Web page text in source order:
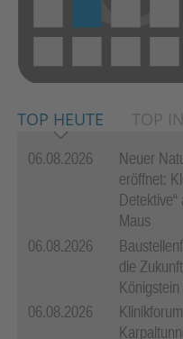
TOP HEUTE TOP
06.08.2026
Neuer
eröffnet:
Maus
06.08.2026
die
Königstein
06.08.2026